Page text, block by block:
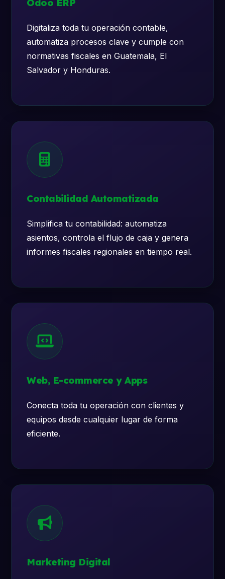
Odoo ERP
Digitaliza toda tu operación contable,
automatiza procesos clave y cumple con
normativas fiscales en Guatemala, El
Salvador y Honduras.
Contabilidad Automatizada
Simplifica tu contabilidad: automatiza
asientos, controla el flujo de caja y genera
informes fiscales regionales en tiempo real.
Web, E-commerce y Apps
Conecta toda tu operación con clientes y
equipos desde cualquier lugar de forma
eficiente.
Marketing Digital